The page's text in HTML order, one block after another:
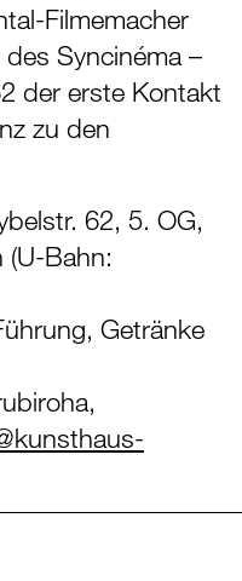
Filmemacher
Syncinéma –
der erste Kontakt
zu den
62, 5. OG,
(U-Bahn:
Getränke